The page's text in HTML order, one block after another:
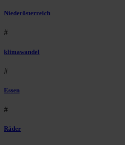
Niederösterreich
#
klimawandel
#
Essen
#
Räder